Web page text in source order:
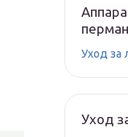
Уход за
Уход